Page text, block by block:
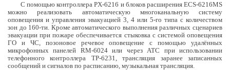
С помощью контроллера PX-6216 и блоков расширения ECS-6216MS
можно реализовать автоматическую многоканальную систему
оповещения и управления эвакуацией 3, 4 или 5-го типа с количеством
зон до 160-ти. Кроме автоматического выполнения различных сценариев
эвакуации при пожаре обеспечивается стыковка с системой оповещения
ГО и ЧС, позоновое речевое оповещение с помощью удалённых
микрофонных панелей RM-6024 или через АТС при использовании
телефонного контроллера TP-6231, трансляция заранее записанных
сообщений и сигналов по расписанию, музыкальная трансляция.